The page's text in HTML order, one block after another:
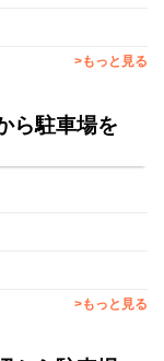
>もっと見る
ら駐車場を
>もっと見る